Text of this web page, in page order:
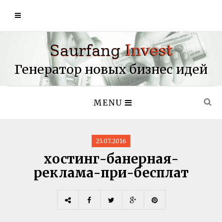
Генератор новых бизнес идей
MENU
25.07.2016
хостинг-банерная-
реклама-при-бесплат